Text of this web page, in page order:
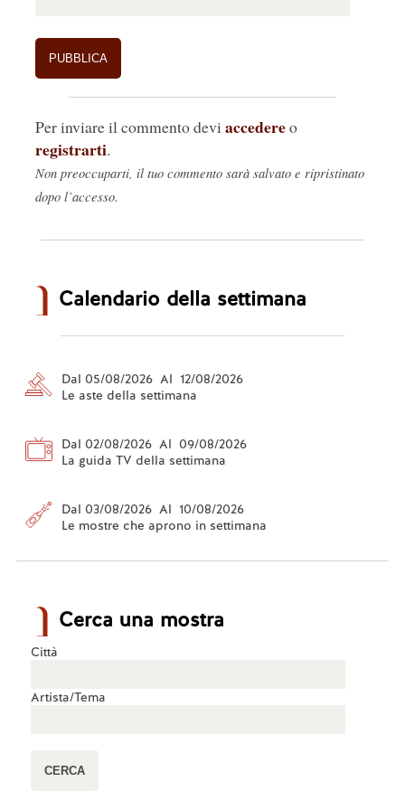
Per inviare il commento devi accedereo
registrarti.
Non preoccuparti, il tuo commento sarà salvato e ripristinato
dopo l’accesso.
Calendario della settimana
Dal 05/08/2026 Al 12/08/2026
Le aste della settimana
Dal 02/08/2026 Al 09/08/2026
La guida TV della settimana
Dal 03/08/2026 Al 10/08/2026
Le mostre che aprono in settimana
Cerca una mostra
Città
Artista/Tema